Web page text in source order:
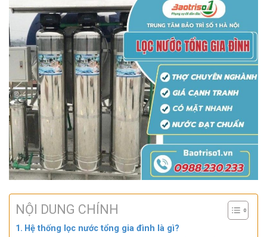
NỘI DUNG CHÍNH
Hệ thống lọc nước tổng gia đình là gì?